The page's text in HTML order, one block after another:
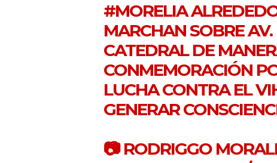
#MORELIA
MARCHAN SOBRE
CATEDRAL DE
CONMEMORACIÓN
LUCHA CONTRA EL
GENERAR
📷 RODRIGGO